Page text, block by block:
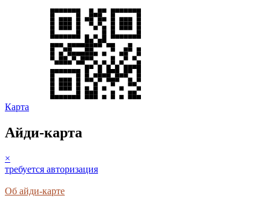
Карта
Айди-карта
×
требуется авторизация
Об айди-карте